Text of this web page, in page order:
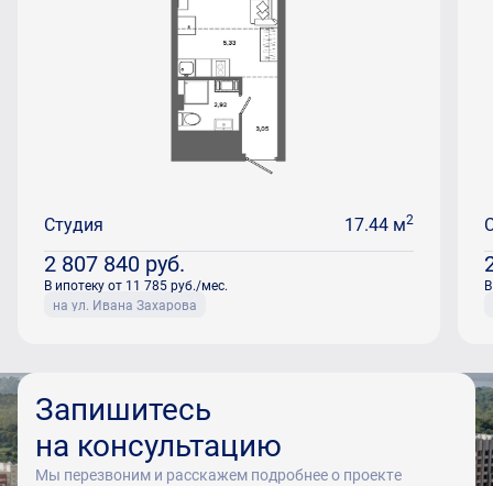
Студия 17.44 м2
2 807 840 руб.
В ипотеку от 11 785 руб./мес.
на ул. Ивана Захарова
Запишитесь
на консультацию
Мы перезвоним и расскажем подробнее о проекте